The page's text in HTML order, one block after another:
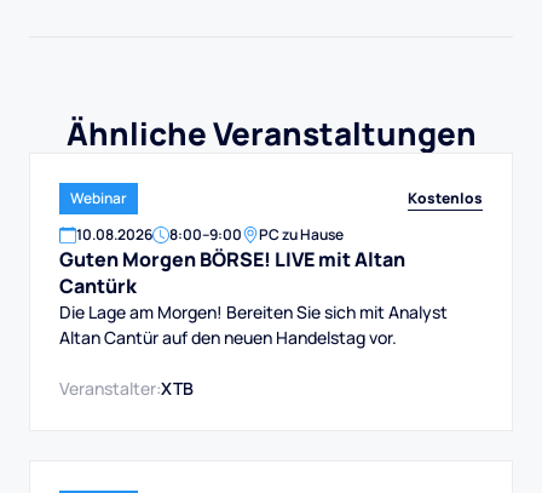
Ähnliche Veranstaltungen
Webinar
Kostenlos
10.08.2026 8:00–9:00 PC zu Hause
Guten Morgen BÖRSE! LIVE mit Altan
Cantürk
Die Lage am Morgen! Bereiten Sie sich mit Analyst
Altan Cantür auf den neuen Handelstag vor.
Veranstalter:XTB